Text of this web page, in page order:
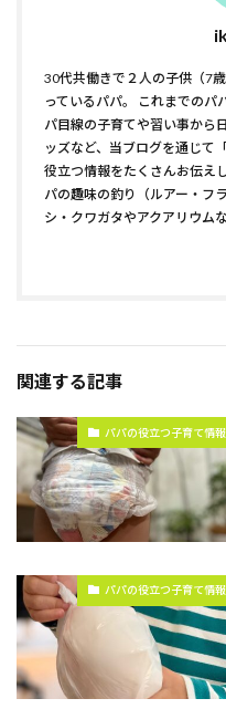
30代共働きで２人の子供（7
っているパパ。 これまでの
パ目線の子育てや習い事から
ッズなど、当ブログを通じて
役立つ情報をたくさんお伝え
パの趣味の釣り（ルアー・フ
シ・クワガタやアクアリウム
関連する記事
パパの役立つ子育て情報
パパの役立つ子育て情報